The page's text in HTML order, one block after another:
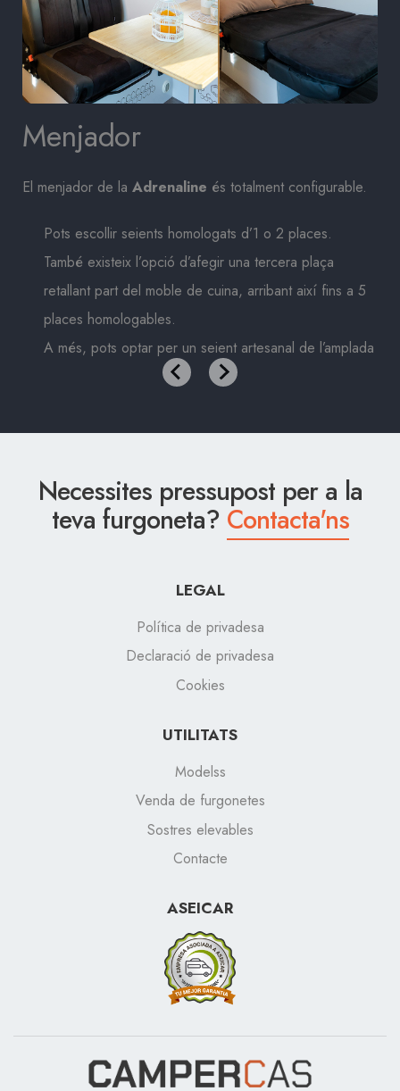
Menjador
El menjador de la Adrenaline és totalment configurable.
Pots escollir seients homologats d’1 o 2 places.
També existeix l’opció d’afegir una tercera plaça
retallant part del moble de cuina, arribant així fins a 5
places homologables.
A més, pots optar per un seient artesanal de l’amplada
que vulguis, amb matalassos a mida per a una
Necessites pressupost per a la
teva furgoneta? Contacta'ns
LEGAL
Política de privadesa
Declaració de privadesa
Cookies
UTILITATS
Modelss
Venda de furgonetes
Sostres elevables
Contacte
ASEICAR